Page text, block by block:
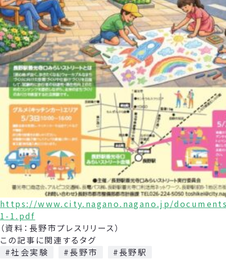
https://www.city.nagano.nagano.jp/
1-1.pdf
（資料：長野市プレスリリース）
この記事に関連するタグ
#社会実験
#長野市
#長野駅